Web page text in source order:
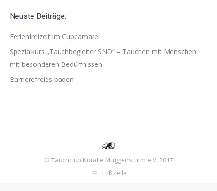
Neuste Beiträge:
Ferienfreizeit im Cuppamare
Spezialkurs „Tauchbegleiter SND“ – Tauchen mit Menschen
mit besonderen Bedürfnissen
Barrierefreies baden
© Tauchclub Koralle Muggensturm e.V. 2017
Fußzeile